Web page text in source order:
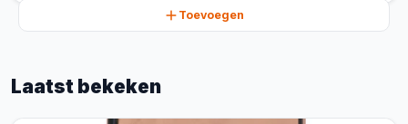
Toevoegen
Laatst bekeken